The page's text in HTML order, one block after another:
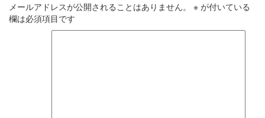
メールアドレスが公開されることはありません。 ※ が付いている
欄は必須項目です